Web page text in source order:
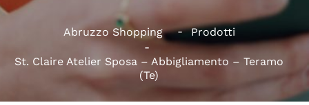
Abruzzo Shopping Prodotti
St. Claire Atelier Sposa – Abbigliamento – Teramo
(Te)